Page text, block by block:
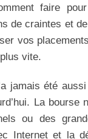
faire
de craintes et
vos
vite.
jamais été aussi
La bourse
ou des
Internet et la